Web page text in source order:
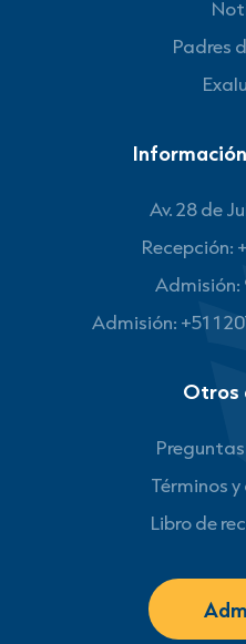
Padres
Av. 28 de
Recepción:
Admisión:
Admisión: +51 1
Otros
Términos
Libro de